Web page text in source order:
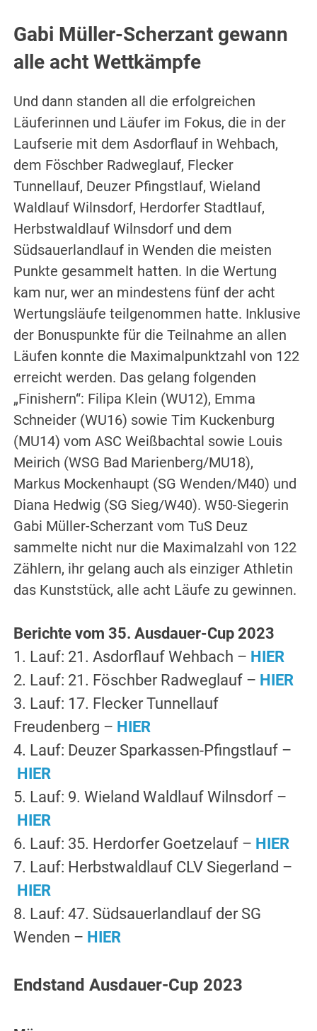
Gabi Müller-Scherzant gewann
alle acht Wettkämpfe
Und dann standen all die erfolgreichen
Läuferinnen und Läufer im Fokus, die in der
Laufserie mit dem Asdorflauf in Wehbach,
dem Föschber Radweglauf, Flecker
Tunnellauf, Deuzer Pfingstlauf, Wieland
Waldlauf Wilnsdorf, Herdorfer Stadtlauf,
Herbstwaldlauf Wilnsdorf und dem
Südsauerlandlauf in Wenden die meisten
Punkte gesammelt hatten. In die Wertung
kam nur, wer an mindestens fünf der acht
Wertungsläufe teilgenommen hatte. Inklusive
der Bonuspunkte für die Teilnahme an allen
Läufen konnte die Maximalpunktzahl von 122
erreicht werden. Das gelang folgenden
„Finishern“: Filipa Klein (WU12), Emma
Schneider (WU16) sowie Tim Kuckenburg
(MU14) vom ASC Weißbachtal sowie Louis
Meirich (WSG Bad Marienberg/MU18),
Markus Mockenhaupt (SG Wenden/M40) und
Diana Hedwig (SG Sieg/W40). W50-Siegerin
Gabi Müller-Scherzant vom TuS Deuz
sammelte nicht nur die Maximalzahl von 122
Zählern, ihr gelang auch als einziger Athletin
das Kunststück, alle acht Läufe zu gewinnen.
Berichte vom 35. Ausdauer-Cup 2023
1. Lauf: 21. Asdorflauf Wehbach – HIER
2. Lauf: 21. Föschber Radweglauf – HIER
3. Lauf: 17. Flecker Tunnellauf
Freudenberg – HIER
4. Lauf: Deuzer Sparkassen-Pfingstlauf –
HIER
5. Lauf: 9. Wieland Waldlauf Wilnsdorf –
HIER
6. Lauf: 35. Herdorfer Goetzelauf – HIER
7. Lauf: Herbstwaldlauf CLV Siegerland –
HIER
8. Lauf: 47. Südsauerlandlauf der SG
Wenden – HIER
Endstand Ausdauer-Cup 2023